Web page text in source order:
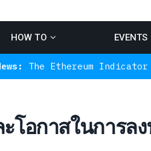
HOW TO EVENTS
Indicator That
โอกาสในการล